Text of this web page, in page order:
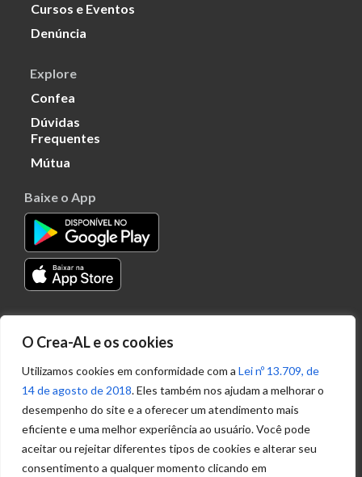
O Crea-AL e os cookies
Utilizamos cookies em conformidade com a Lei nº 13.709, de
14 de agosto de 2018. Eles também nos ajudam a melhorar o
desempenho do site e a oferecer um atendimento mais
eficiente e uma melhor experiência ao usuário. Você pode
aceitar ou rejeitar diferentes tipos de cookies e alterar seu
consentimento a qualquer momento clicando em
Cursos e Eventos
Denúncia
Explore
Confea
Dúvidas
Frequentes
Mútua
Baixe o App
Transparência
Portal
Acesso à
Informação
Política de
Privacidade de